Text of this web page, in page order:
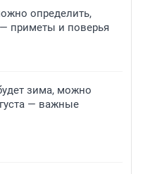
определить,
приметы и поверья
зима, можно
— важные